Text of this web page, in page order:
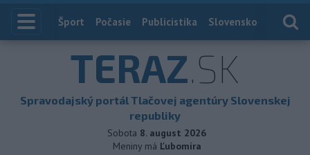
Index
Šport Počasie Publicistika Slovensko
TERAZ.SK
Spravodajský portál Tlačovej agentúry Slovenskej
republiky
Sobota 8. august 2026
Meniny má Ľubomíra